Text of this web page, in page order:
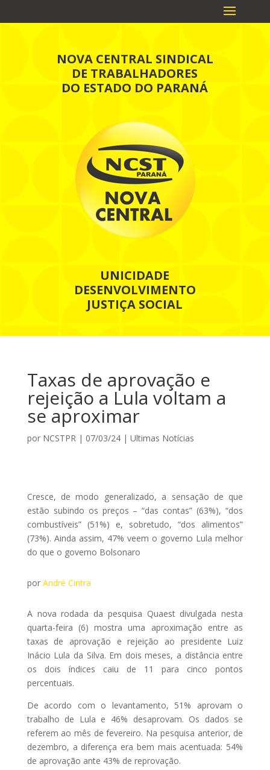
NOVA CENTRAL SINDICAL
DE TRABALHADORES
DO ESTADO DO PARANÁ
UNICIDADE
DESENVOLVIMENTO
JUSTIÇA SOCIAL
Taxas de aprovação e
rejeição a Lula voltam a
se aproximar
por NCSTPR| 07/03/24| Ultimas Notícias
Cresce, de modo generalizado, a sensação de que
estão subindo os preços – “das contas” (63%), “dos
combustíveis” (51%) e, sobretudo, “dos alimentos”
(73%). Ainda assim, 47% veem o governo Lula melhor
do que o governo Bolsonaro
por André Cintra
A nova rodada da pesquisa Quaest divulgada nesta
quarta-feira (6) mostra uma aproximação entre as
taxas de aprovação e rejeição ao presidente Luiz
Inácio Lula da Silva. Em dois meses, a distância entre
os dois índices caiu de 11 para cinco pontos
percentuais.
De acordo com o levantamento, 51% aprovam o
trabalho de Lula e 46% desaprovam. Os dados se
referem ao mês de fevereiro. Na pesquisa anterior, de
dezembro, a diferença era bem mais acentuada: 54%
de aprovação ante 43% de reprovação.